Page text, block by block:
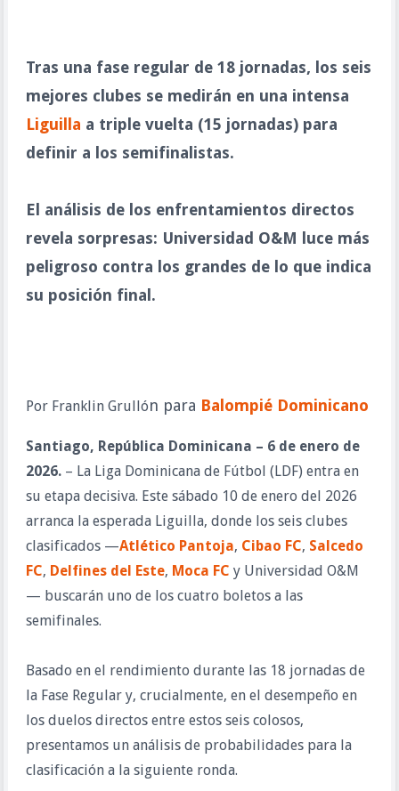
Tras una fase regular de 18 jornadas, los seis
mejores clubes se medirán en una intensa
Liguilla a triple vuelta (15 jornadas) para
definir a los semifinalistas.
El análisis de los enfrentamientos directos
revela sorpresas: Universidad O&M luce más
peligroso contra los grandes de lo que indica
su posición final.
Por Franklin Grullón para Balompié Dominicano
Santiago, República Dominicana – 6 de enero de
2026. – La Liga Dominicana de Fútbol (LDF) entra en
su etapa decisiva. Este sábado 10 de enero del 2026
arranca la esperada Liguilla, donde los seis clubes
clasificados —Atlético Pantoja, Cibao FC, Salcedo
FC, Delfines del Este, Moca FC y Universidad O&M
— buscarán uno de los cuatro boletos a las
semifinales.
Basado en el rendimiento durante las 18 jornadas de
la Fase Regular y, crucialmente, en el desempeño en
los duelos directos entre estos seis colosos,
presentamos un análisis de probabilidades para la
clasificación a la siguiente ronda.